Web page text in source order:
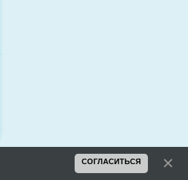
СОГЛАСИТЬСЯ